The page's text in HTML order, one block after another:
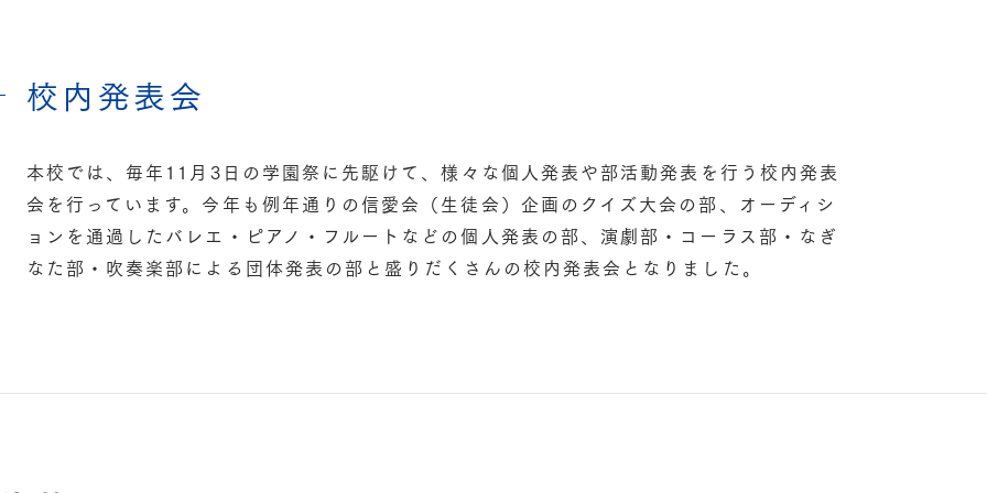
校内発表会
本校では、毎年11月3日の学園祭に先駆けて、様々な個人発表や部活動発表を行う校内発表
会を行っています。今年も例年通りの信愛会（生徒会）企画のクイズ大会の部、オーディシ
ョンを通過したバレエ・ピアノ・フルートなどの個人発表の部、演劇部・コーラス部・なぎ
なた部・吹奏楽部による団体発表の部と盛りだくさんの校内発表会となりました。